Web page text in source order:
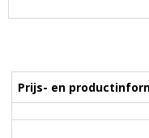
Prijs- en